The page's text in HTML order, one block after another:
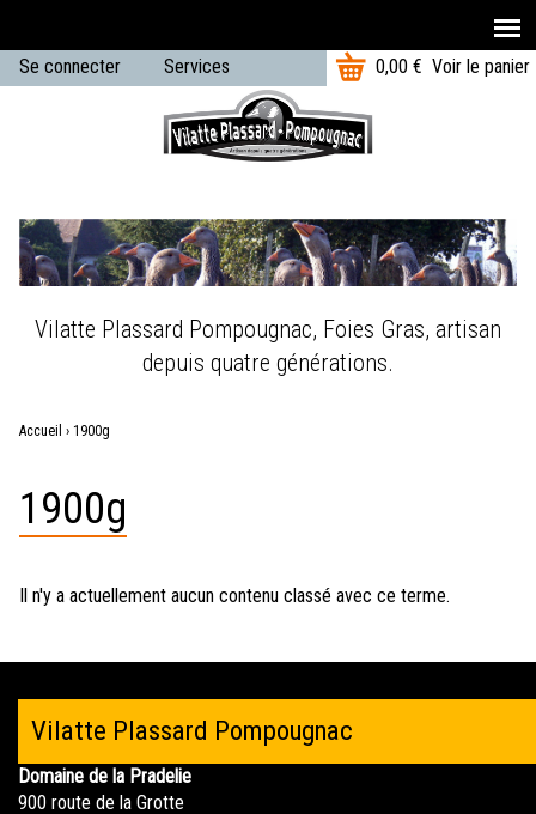
Aller au contenu principal
r
m
Se connecter Services
T
0,00 € Voir le panier
Vilatte Plassard Pompougnac, Foies Gras, artisan
depuis quatre générations.
Vous
êtes
Accueil › 1900g
1900g
Il n'y a actuellement aucun contenu classé avec ce terme.
Vilatte Plassard Pompougnac
Domaine de la Pradelie
900 route de la Grotte